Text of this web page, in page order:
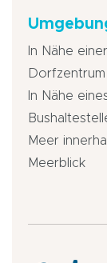
In Nähe
Dorfzentrum
In Nähe
Meer
Meerblick